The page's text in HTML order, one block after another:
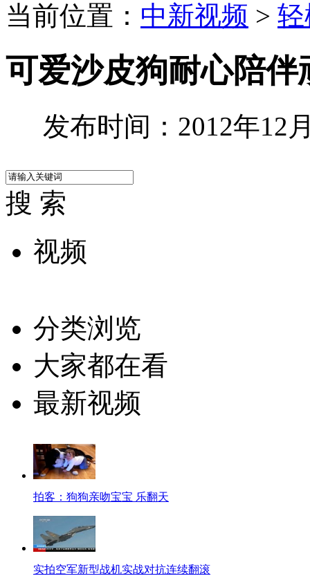
当前位置： 中新视频 >
可爱沙皮狗耐心陪伴
发布时间：2012年12
搜 索
视频
分类浏览
大家都在看
最新视频
拍客：狗狗亲吻宝宝 乐翻天
实拍空军新型战机实战对抗连续翻滚